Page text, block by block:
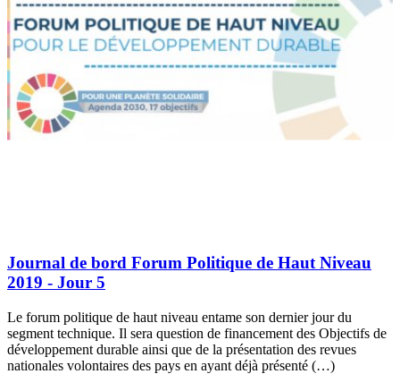
Journal de bord Forum Politique de Haut Niveau
2019 - Jour 5
Le forum politique de haut niveau entame son dernier jour du
segment technique. Il sera question de financement des Objectifs de
développement durable ainsi que de la présentation des revues
nationales volontaires des pays en ayant déjà présenté (…)